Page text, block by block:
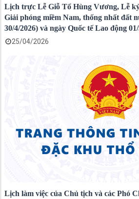
Lịch trực Lễ Giỗ Tổ Hùng Vương, Lễ
Giải phóng miềm Nam, thống nhất đất
30/4/2026) và ngày Quốc tế Lao động
25/04/2026
Lịch làm việc của Chủ tịch và các Phó